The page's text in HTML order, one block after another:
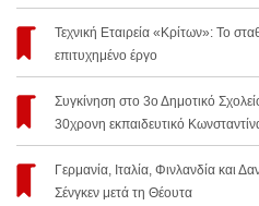
Τεχνική Εταιρεία «Κρίτων»: Το
επιτυχημένο έργο
Συγκίνηση στο 3ο Δημοτικό
30χρονη εκπαιδευτικό
Γερμανία, Ιταλία, Φινλανδία και
Σένγκεν μετά τη Θέουτα